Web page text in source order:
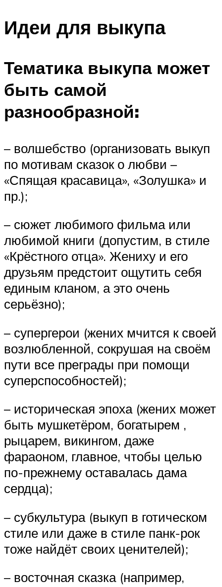
Идеи для выкупа
Тематика выкупа может
быть самой
разнообразной:
– волшебство (организовать выкуп
по мотивам сказок о любви –
«Спящая красавица», «Золушка» и
пр.);
– сюжет любимого фильма или
любимой книги (допустим, в стиле
«Крёстного отца». Жениху и его
друзьям предстоит ощутить себя
единым кланом, а это очень
серьёзно);
– супергерои (жених мчится к своей
возлюбленной, сокрушая на своём
пути все преграды при помощи
суперспособностей);
– историческая эпоха (жених может
быть мушкетёром, богатырем ,
рыцарем, викингом, даже
фараоном, главное, чтобы целью
по-прежнему оставалась дама
сердца);
– субкультура (выкуп в готическом
стиле или даже в стиле панк-рок
тоже найдёт своих ценителей);
– восточная сказка (например,